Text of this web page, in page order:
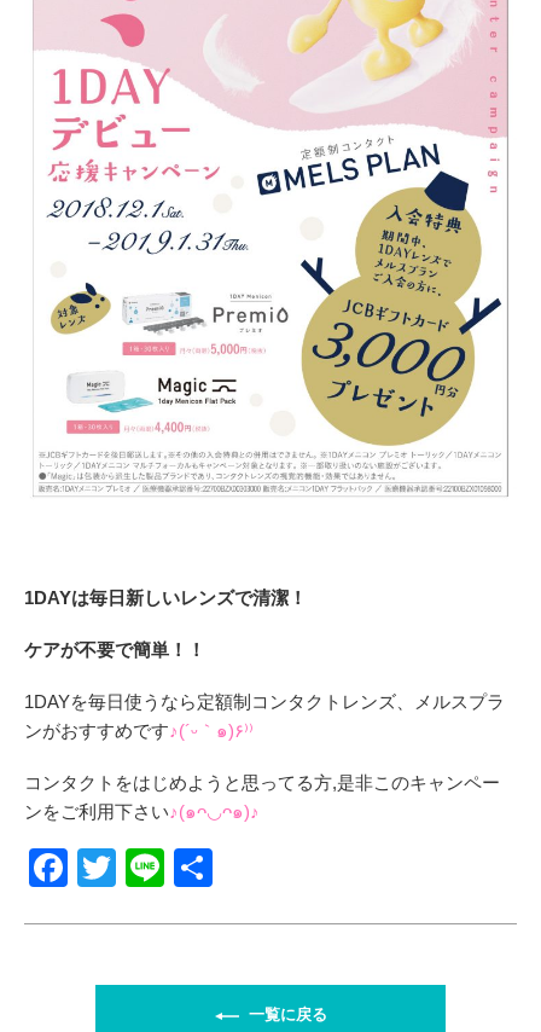
1DAYは毎日新しいレンズで清潔！
ケアが不要で簡単！！
1DAYを毎日使うなら定額制コンタクトレンズ、メルスプラ
ンがおすすめです♪(´ᵕ｀๑)۶⁾⁾
コンタクトをはじめようと思ってる方,是非このキャンペー
ンをご利用下さい♪(๑ᴖ◡ᴖ๑)♪
F
T
er
Li
一覧に戻る